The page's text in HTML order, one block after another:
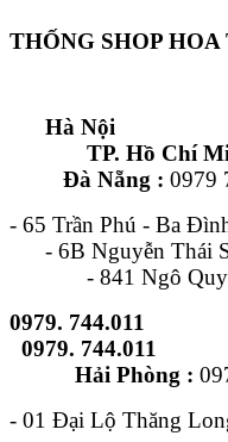
THỐNG SHOP
TP.
Đà Nẵng : 0979
- 65 Trần
- 6B Nguyễn
- 841 Ngô
0979. 744.011
0979. 744.011
Hải Phòng :
- 01 Đại Lộ Thăng